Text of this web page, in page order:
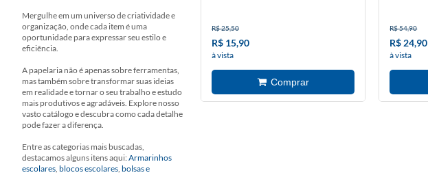
Mergulhe em um universo de criatividade e
organização, onde cada item é uma
oportunidade para expressar seu estilo e
eficiência.
A papelaria não é apenas sobre ferramentas,
mas também sobre transformar suas ideias
em realidade e tornar o seu trabalho e estudo
mais produtivos e agradáveis. Explore nosso
vasto catálogo e descubra como cada detalhe
pode fazer a diferença.
Entre as categorias mais buscadas,
destacamos alguns itens aqui:Armarinhos
escolares, blocos escolares, bolsas e
R$ 25,50
R$ 15,90
à vista
R$ 54,90
R$ 24,90
à vista